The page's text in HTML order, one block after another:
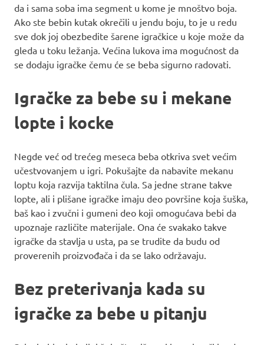
da i sama soba ima segment u kome je mnoštvo boja.
Ako ste bebin kutak okrečili u jendu boju, to je u redu
sve dok joj obezbedite šarene igračkice u koje može da
gleda u toku ležanja. Većina lukova ima mogućnost da
se dodaju igračke čemu će se beba sigurno radovati.
Igračke za bebe su i mekane
lopte i kocke
Negde već od trećeg meseca beba otkriva svet većim
učestvovanjem u igri. Pokušajte da nabavite mekanu
loptu koja razvija taktilna čula. Sa jedne strane takve
lopte, ali i plišane igračke imaju deo površine koja šuška,
baš kao i zvučni i gumeni deo koji omogućava bebi da
upoznaje različite materijale. Ona će svakako takve
igračke da stavlja u usta, pa se trudite da budu od
proverenih proizvođača i da se lako održavaju.
Bez preterivanja kada su
igračke za bebe u pitanju